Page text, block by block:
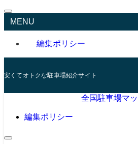
MENU
編集ポリシー
安くてオトクな駐車場紹介サイト
全国駐車場マ
編集ポリシー